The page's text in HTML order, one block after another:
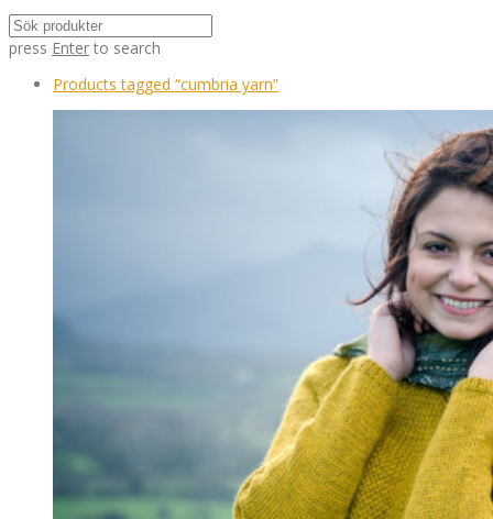
press Enter to search
Products tagged “cumbria yarn”